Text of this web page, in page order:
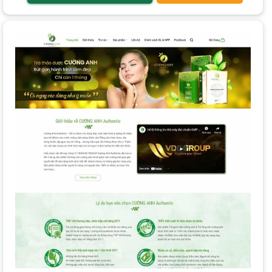
Tập trung vào câu chuyện thương hiệu:Kể câu chuyện
về nguồn gốc
, sứ mệnh thương hiệu để tạo kết
nối cảm xúc với khách hàng.
Tích hợp AI và Cá nhân hóa:Sử dụng AI để gợi ýsản
phẩmphù hợp, cá nhân hóa trải nghiệm mua sắm.
Quy Trình Thiết Kế Website Bán Thực Phẩm
Chức Năng Chuyên Nghiệp
Tại PhucT Digital, một quy trìnhdịch vụ thiết kế website
chuyên nghiệp uy tín
bao gồm các bước rõ ràng:
Tư vấn và Tiếp nhận yêu cầu:Lắng nghe và thu thập
thông tin chi tiết về nhu cầu, mục tiêu của doanh nghiệp.
Báo giá và Ký kết hợp đồng:
Gửi bảng báo giá chi tiết,
minh bạch. Hợp đồng được ký kết khi hai bên thống nhất.